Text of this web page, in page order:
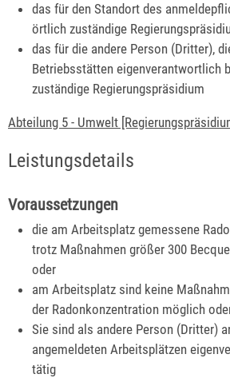
das für den Standort des
örtlich zuständige
das für die andere Person (Dritter),
Betriebsstätten eigenverantwortlich
zuständige Regierungspräsidium
Abteilung 5 - Umwelt
Leistungsdetails
Voraussetzungen
die am Arbeitsplatz gemessene
trotz Maßnahmen größer 300
oder
am Arbeitsplatz sind keine
der Radonkonzentration möglich
Sie sind als andere Person (Dritter)
angemeldeten Arbeitsplätzen
tätig